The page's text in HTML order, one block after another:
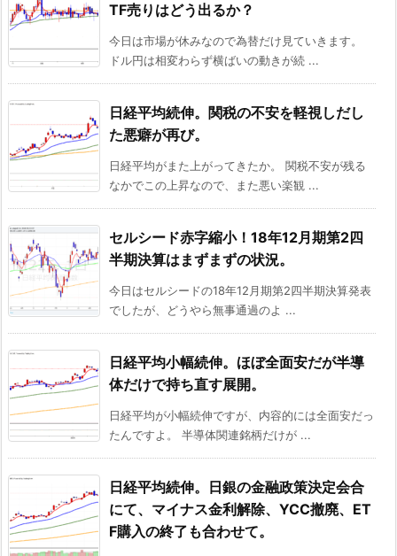
TF売りはどう出るか？
今日は市場が休みなので為替だけ見ていきます。
ドル円は相変わらず横ばいの動きが続 ...
日経平均続伸。関税の不安を軽視しだし
た悪癖が再び。
日経平均がまた上がってきたか。 関税不安が残る
なかでこの上昇なので、また悪い楽観 ...
セルシード赤字縮小！18年12月期第2四
半期決算はまずまずの状況。
今日はセルシードの18年12月期第2四半期決算発表
でしたが、どうやら無事通過のよ ...
日経平均小幅続伸。ほぼ全面安だが半導
体だけで持ち直す展開。
日経平均が小幅続伸ですが、内容的には全面安だっ
たんですよ。 半導体関連銘柄だけが ...
日経平均続伸。日銀の金融政策決定会合
にて、マイナス金利解除、YCC撤廃、ET
F購入の終了も合わせて。